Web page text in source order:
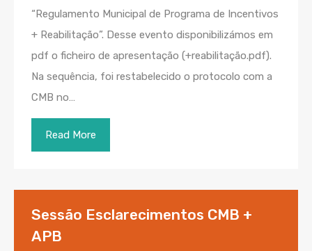
“Regulamento Municipal de Programa de Incentivos
+ Reabilitação”. Desse evento disponibilizámos em
pdf o ficheiro de apresentação (+reabilitação.pdf).
Na sequência, foi restabelecido o protocolo com a
CMB no…
Read More
Sessão Esclarecimentos CMB +
APB